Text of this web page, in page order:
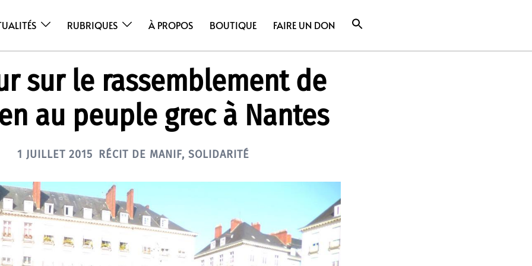
RUBRIQUES À PROPOS BOUTIQUE FAIRE UN DON
sur le rassemblement de
au peuple grec à Nantes
1 JUILLET 2015 RÉCIT DE MANIF, SOLIDARITÉ